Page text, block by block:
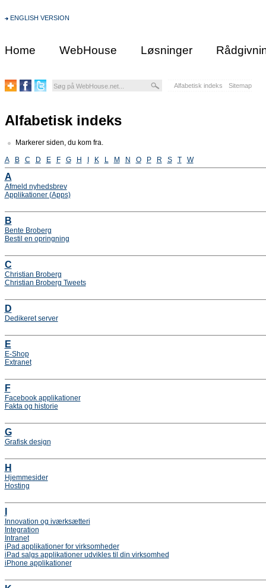
ENGLISH VERSION
Home WebHouse Løsninger
Alfabetisk indeks Sitemap
Alfabetisk indeks
Markerer siden, du kom fra.
A B C D E F G H K L M N O P R S T W
A
Afmeld nyhedsbrev
Applikationer (Apps)
B
Bente Broberg
Bestil en opringning
C
Christian Broberg
Christian Broberg Tweets
D
Dedikeret server
E
E-Shop
Extranet
F
Facebook applikationer
Fakta og historie
G
Grafisk design
H
Hjemmesider
Hosting
Innovation og iværksætteri
Integration
Intranet
iPad applikationer for virksomheder
iPad salgs applikationer udvikles til din virksomhed
iPhone applikationer